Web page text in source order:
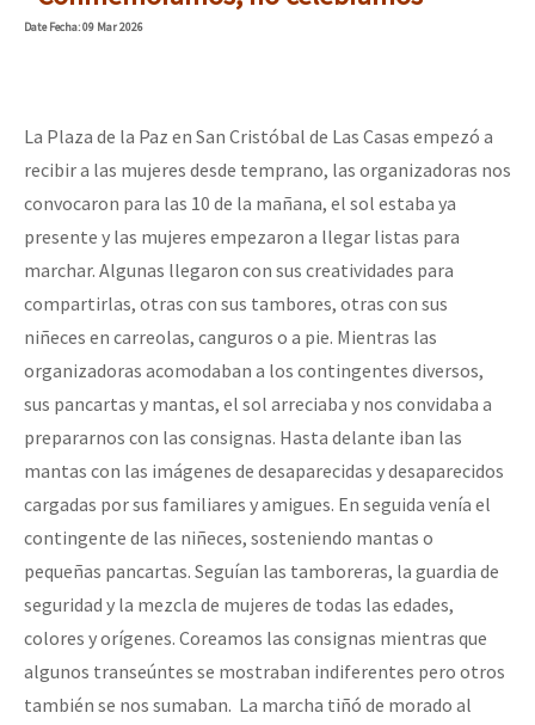
Mundo
Megaproyectos
Migración
Mujeres
Niñxs
MULTIMEDIA
Audio
Fotorreportaje
Video
Otras secciones
Semillero Guerra contra la Humanidad. (Las poblaciones y
Dia 1: Encontro “Guerra contra a Humanidade”
[CDMX – 20 julio] Jornadas globales por la libertad de Jesús
“Sonhando a Terra do Bem Virá” se publica no Estado Espanhol
Se o México sabe, que o mundo saiba! Nossas lutas pela
[25 abr – CDMX] Tokín por el CNI: 30 años de Resistencia y
DateFecha: 09 Mar 2026
La Plaza de la Paz en San Cristóbal de Las Casas empezó a
recibir a las mujeres desde temprano, las organizadoras nos
convocaron para las 10 de la mañana, el sol estaba ya
presente y las mujeres empezaron a llegar listas para
marchar. Algunas llegaron con sus creatividades para
compartirlas, otras con sus tambores, otras con sus
niñeces en carreolas, canguros o a pie. Mientras las
organizadoras acomodaban a los contingentes diversos,
sus pancartas y mantas, el sol arreciaba y nos convidaba a
prepararnos con las consignas. Hasta delante iban las
mantas con las imágenes de desaparecidas y desaparecidos
cargadas por sus familiares y amigues. En seguida venía el
contingente de las niñeces, sosteniendo mantas o
pequeñas pancartas. Seguían las tamboreras, la guardia de
seguridad y la mezcla de mujeres de todas las edades,
colores y orígenes. Coreamos las consignas mientras que
algunos transeúntes se mostraban indiferentes pero otros
también se nos sumaban. La marcha tiñó de morado al